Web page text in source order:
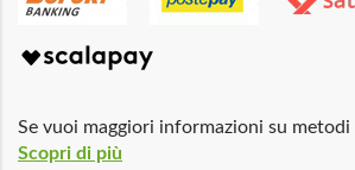
Se vuoi maggiori informazioni su metodi
Scopri di più